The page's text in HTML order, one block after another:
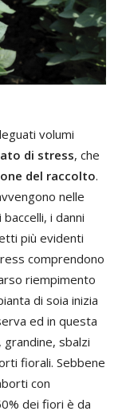
volumi
di stress, che
del raccolto.
nelle
i danni
più evidenti
comprendono
riempimento
di soia inizia
ed in questa
sbalzi
fiorali. Sebbene
con
dei fiori è da